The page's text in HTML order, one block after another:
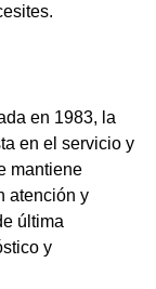
en 1983, la
en el servicio y
mantiene
atención y
última
y